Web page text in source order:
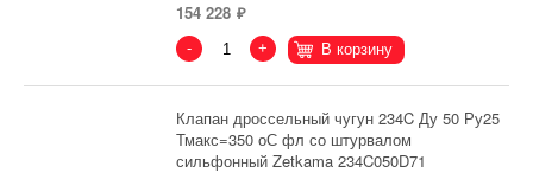
154 228
- + В корзину
Клапан дроссельный чугун 234C Ду 50 Ру25
Тмакс=350 оС фл со штурвалом
сильфонный Zetkama 234C050D71